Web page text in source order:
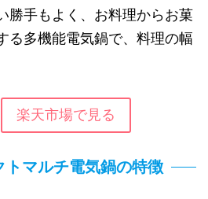
勝手もよく、お料理からお菓
る多機能電気鍋で、料理の幅
楽天市場で見る
マルチ電気鍋の特徴